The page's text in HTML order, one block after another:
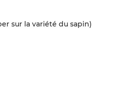
sur la variété du sapin)